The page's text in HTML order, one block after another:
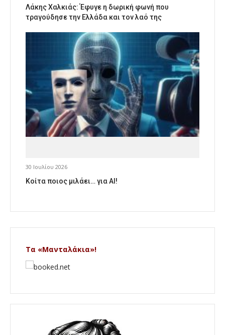
Λάκης Χαλκιάς: Έφυγε η δωρική φωνή που
τραγούδησε την Ελλάδα και τον λαό της
30 Ιουλίου 2026
Κοίτα ποιος μιλάει… για AI!
Τα «Μανταλάκια»!